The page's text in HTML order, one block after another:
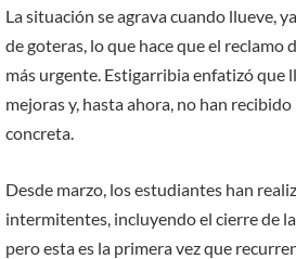
La situación se agrava cuando llueve,
de goteras, lo que hace que el reclamo
más urgente. Estigarribia enfatizó que
mejoras y, hasta ahora, no han
concreta.
Desde marzo, los estudiantes han
intermitentes, incluyendo el cierre de
pero esta es la primera vez que